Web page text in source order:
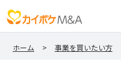
ホーム 事業を買いたい方